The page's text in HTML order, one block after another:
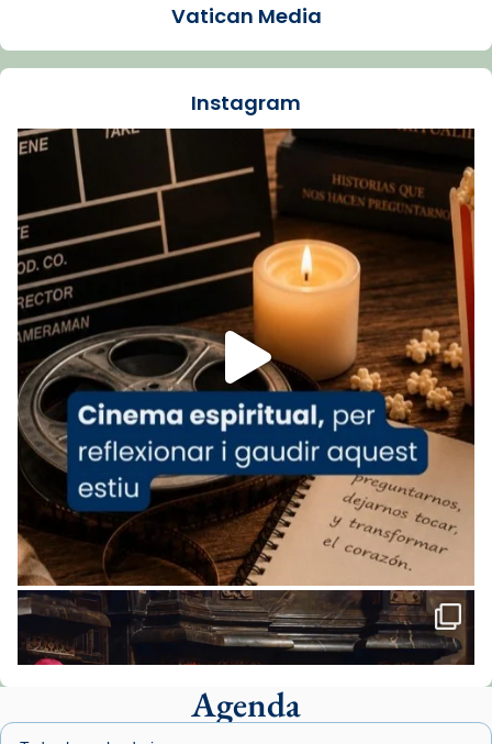
La Carmina va patir depressió. Fa gairebé
dos mesos, a l'Estadi Lluís Companys, la
Recupera l'entrevista comp
Vatican
tican News 👇
www.vaticannews.va/es/iglesia/news/2026-
07/carmina-historia-depresion-papa-viaje-
espana-testimoni...
Foto
View on Facebook · Share
Arquebisbat de Barcelona
2 weeks ago
«Avui les santes Juliana i Semproniana ens
ajuden a alçar la mirada»
Mons. Sergi Gordo, bisbe de Tortosa, ha
presidit aquest 27 de juliol la missa de Les
Santes de Mataró.
🔗tinyurl.com/cvu5jmbk
📸 J. Merino
Vatican Media
Instagram
Agenda